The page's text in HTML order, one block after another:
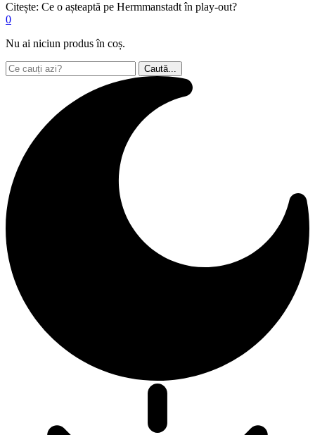
Citește: Ce o așteaptă pe Hermmanstadt în play-out?
0
Nu ai niciun produs în coș.